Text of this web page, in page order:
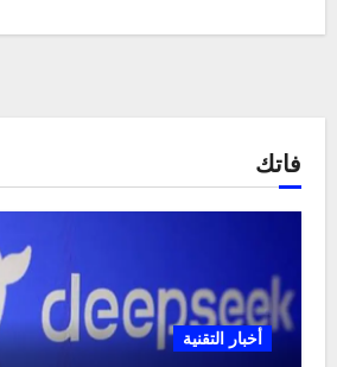
فاتك
أخبار التقنية